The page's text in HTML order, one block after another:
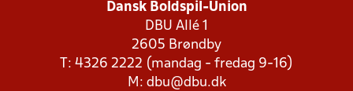
Dansk Boldspil-Union
DBU Allé 1
2605 Brøndby
T: 4326 2222 (mandag - fredag 9-16)
M: dbu@dbu.dk